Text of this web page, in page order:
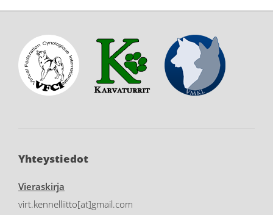
Yhteystiedot
Vieraskirja
virt.kennelliitto[at]gmail.com